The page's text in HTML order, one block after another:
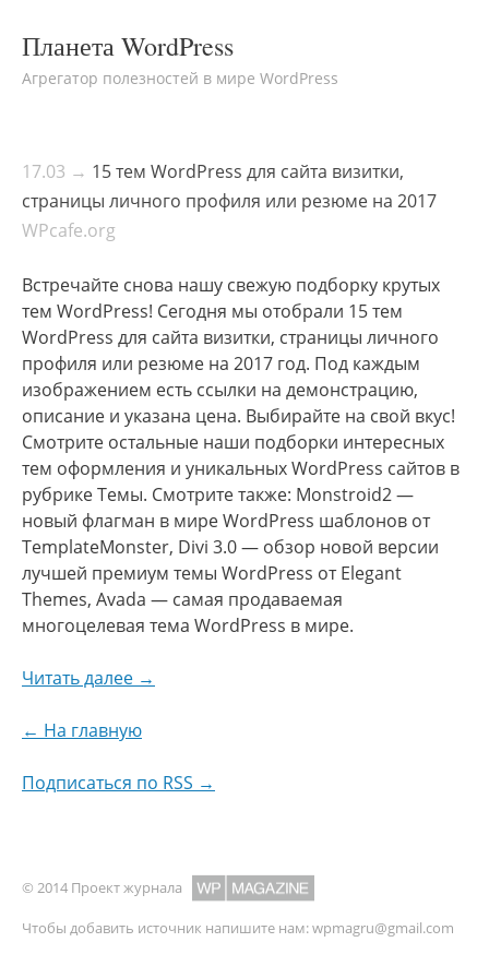
Планета WordPress
Агрегатор полезностей в мире WordPress
17.03 → 15 тем WordPress для сайта визитки,
страницы личного профиля или резюме на 2017
WPcafe.org
Встречайте снова нашу свежую подборку крутых
тем WordPress! Сегодня мы отобрали 15 тем
WordPress для сайта визитки, страницы личного
профиля или резюме на 2017 год. Под каждым
изображением есть ссылки на демонстрацию,
описание и указана цена. Выбирайте на свой вкус!
Смотрите остальные наши подборки интересных
тем оформления и уникальных WordPress сайтов в
рубрике Темы. Смотрите также: Monstroid2 —
новый флагман в мире WordPress шаблонов от
TemplateMonster, Divi 3.0 — обзор новой версии
лучшей премиум темы WordPress от Elegant
Themes, Avada — самая продаваемая
многоцелевая тема WordPress в мире.
Читать далее →
← На главную
Подписаться по RSS →
© 2014 Проект журнала
Чтобы добавить источник напишите нам:wpmagru@gmail.com